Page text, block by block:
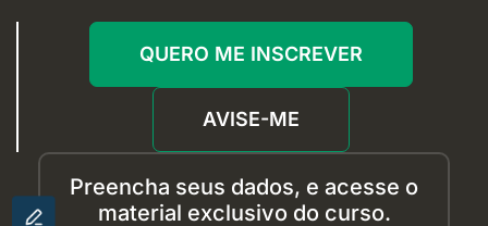
QUERO ME INSCREVER
AVISE-ME
Preencha seus dados, e acesse o
material exclusivo do curso.